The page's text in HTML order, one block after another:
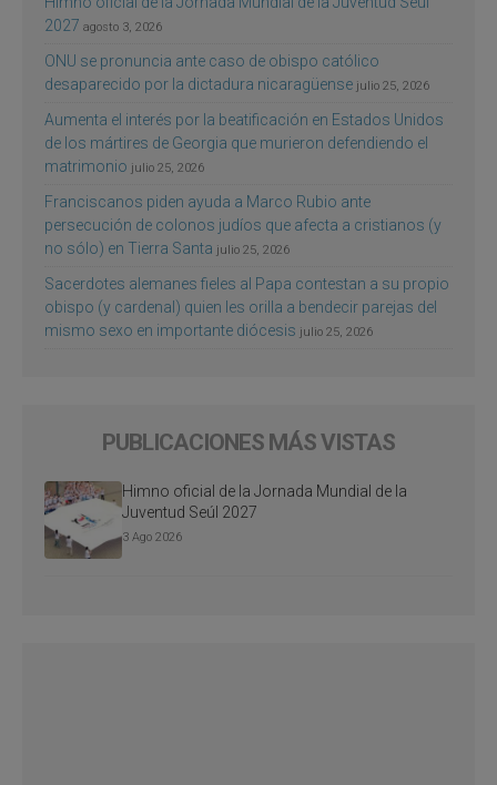
2027 agosto 3, 2026
ONU se pronuncia ante caso de obispo católico
desaparecido por la dictadura nicaragüense julio 25, 2026
Aumenta el interés por la beatificación en Estados Unidos
de los mártires de Georgia que murieron defendiendo el
matrimonio julio 25, 2026
Franciscanos piden ayuda a Marco Rubio ante
persecución de colonos judíos que afecta a cristianos (y
no sólo) en Tierra Santa julio 25, 2026
Sacerdotes alemanes fieles al Papa contestan a su propio
obispo (y cardenal) quien les orilla a bendecir parejas del
mismo sexo en importante diócesis julio 25, 2026
PUBLICACIONES MÁS VISTAS
Himno oficial de la Jornada Mundial de la
Juventud Seúl 2027
3 Ago 2026